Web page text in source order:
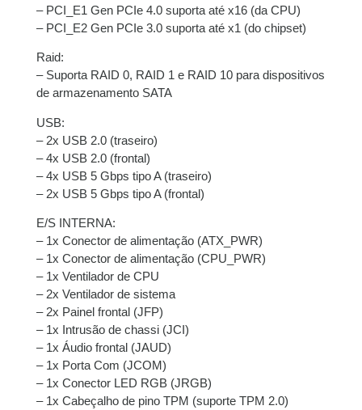
– PCI_E1 Gen PCIe 4.0 suporta até x16 (da CPU)
– PCI_E2 Gen PCIe 3.0 suporta até x1 (do chipset)
Raid:
– Suporta RAID 0, RAID 1 e RAID 10 para dispositivos
de armazenamento SATA
USB:
– 2x USB 2.0 (traseiro)
– 4x USB 2.0 (frontal)
– 4x USB 5 Gbps tipo A (traseiro)
– 2x USB 5 Gbps tipo A (frontal)
E/S INTERNA:
– 1x Conector de alimentação (ATX_PWR)
– 1x Conector de alimentação (CPU_PWR)
– 1x Ventilador de CPU
– 2x Ventilador de sistema
– 2x Painel frontal (JFP)
– 1x Intrusão de chassi (JCI)
– 1x Áudio frontal (JAUD)
– 1x Porta Com (JCOM)
– 1x Conector LED RGB (JRGB)
– 1x Cabeçalho de pino TPM (suporte TPM 2.0)